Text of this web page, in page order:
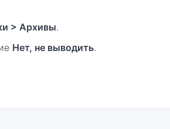
> Архивы.
Нет, не выводить.